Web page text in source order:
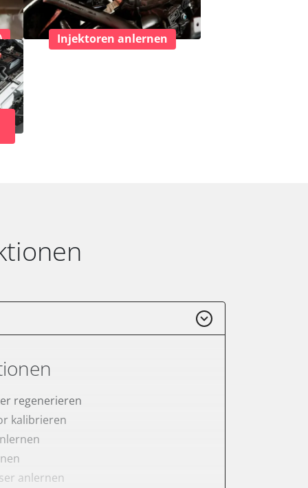
Injektoren anlernen
regenerieren
kalibrieren
anlernen